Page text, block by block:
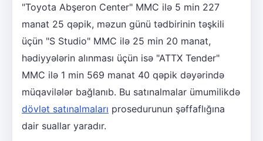
"Toyota Abşeron Center" MMC ilə 5 min 227
manat 25 qəpik, məzun günü tədbirinin təşkili
üçün "S Studio" MMC ilə 25 min 20 manat,
hədiyyələrin alınması üçün isə "ATTX Tender"
MMC ilə 1 min 569 manat 40 qəpik dəyərində
müqavilələr bağlanıb. Bu satınalmalar ümumilikdə
dövlət satınalmaları prosedurunun şəffaflığına
dair suallar yaradır.